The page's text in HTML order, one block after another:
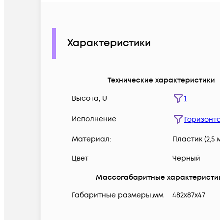
Характеристики
Технические характеристики
Высота, U
1
Исполнение
Материал: Пластик (2,5
Цвет Черный
Массогабаритные
Габаритные размеры,мм
482х87х47